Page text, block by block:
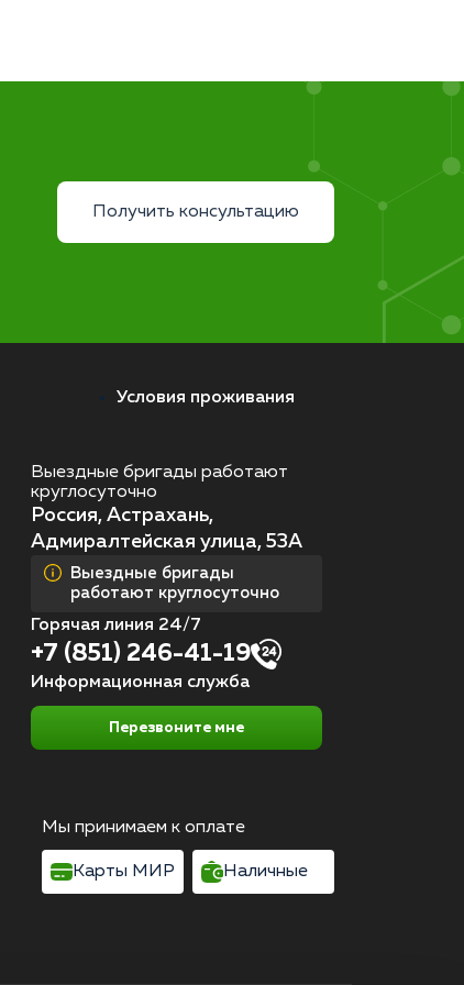
Получить консультацию
Условия проживания
Выездные бригады работают
круглосуточно
Россия, Астрахань,
Адмиралтейская улица, 53А
Выездные бригады
работают круглосуточно
Горячая линия 24/7
+7 (851) 246-41-19
Информационная служба
Перезвоните мне
Мы принимаем к оплате
Карты МИР Наличные